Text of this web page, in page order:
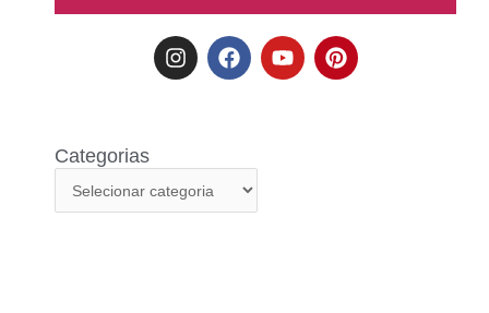
Categorias